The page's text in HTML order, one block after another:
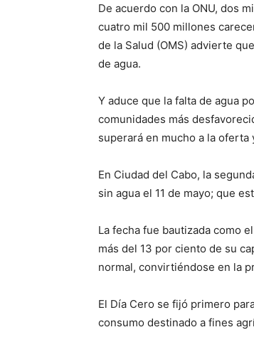
De acuerdo con la ONU, dos
cuatro mil 500 millones
de la Salud (OMS) advierte
de agua.
Y aduce que la falta de agua
comunidades más
superará en mucho a la
En Ciudad del Cabo, la
sin agua el 11 de mayo; que
La fecha fue bautizada como
más del 13 por ciento de su
normal, convirtiéndose en la
El Día Cero se fijó primero
consumo destinado a fines